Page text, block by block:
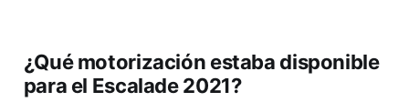
¿Qué motorización estaba disponible
para el Escalade 2021?